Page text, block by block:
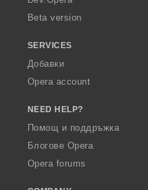
Beta version
SERVICES
Добавки
Opera account
NEED HELP?
Помощ и поддръжка
Блогове Opera
Opera forums